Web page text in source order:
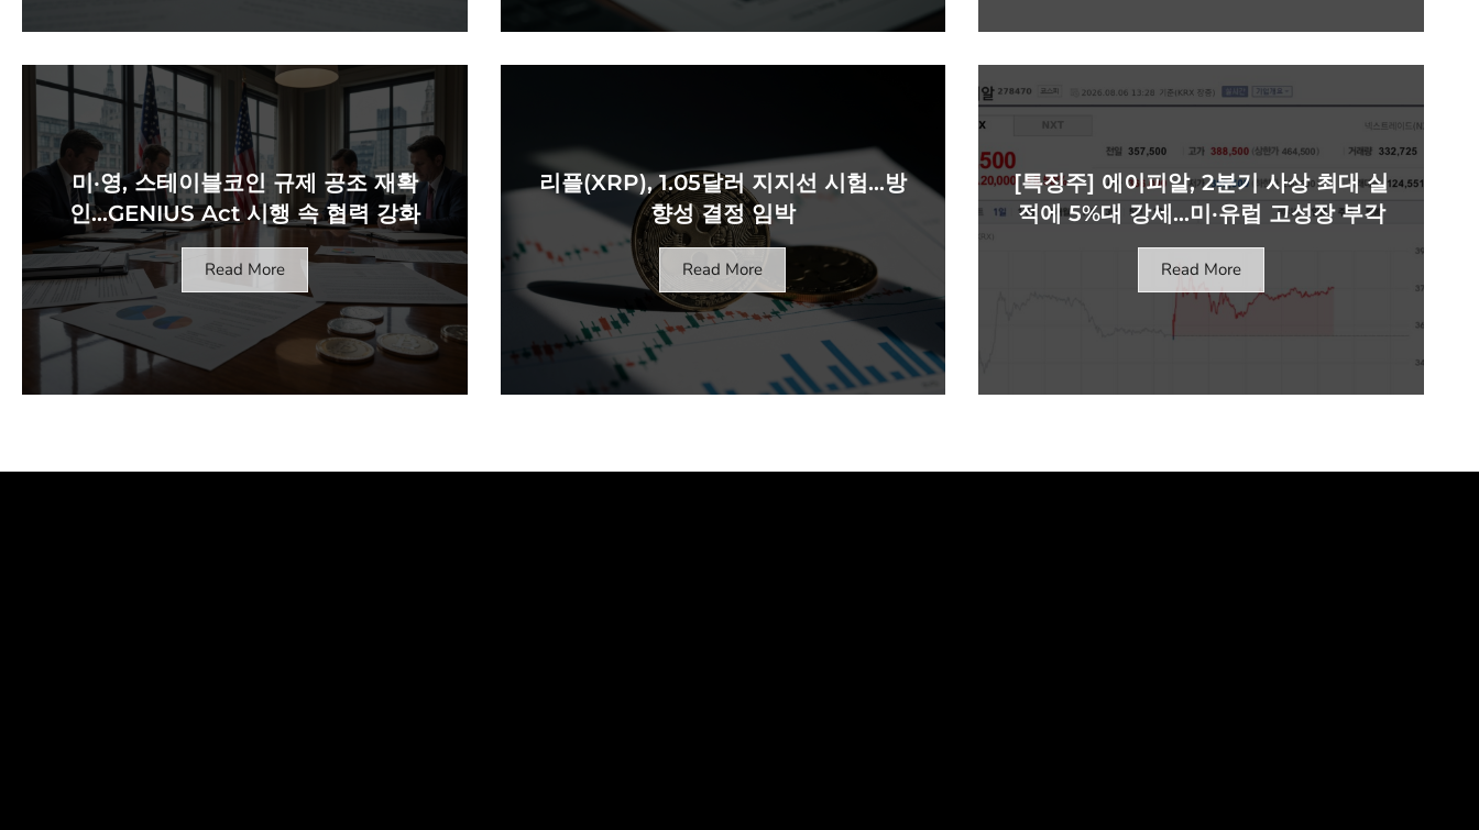
미·영, 스테이블코인 규제 공조 재확
인…GENIUS Act 시행 속 협력 강화
Read More
리플(XRP), 1.05달러 지지선 시험…방
향성 결정 임박
Read More
[특징주] 에이피알, 2분기 사상 최대 실
적에 5%대 강세…미·유럽 고성장 부각
Read More